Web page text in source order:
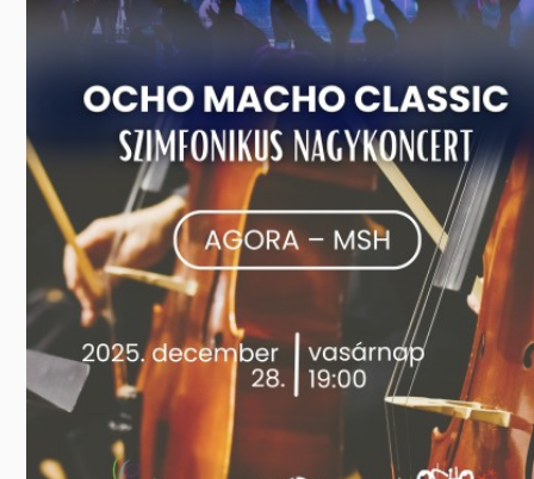
Sport
Buli/Disco
Kiemelt rendezvények
Tanfolyam, képzés
Tábor
Egyházi, vallási
Egyebek
Ünnepek,
megemlékezések
Megyei kitekintő
most
Fák
Víz
Összes
Röplabda